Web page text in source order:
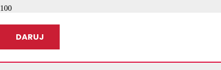
DARUJ